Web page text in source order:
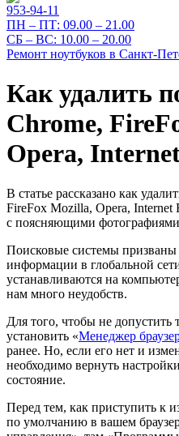
953-94-11
ПН – ПТ: 09.00 – 21.00
СБ – ВС: 10.00 – 20.00
Ремонт ноутбуков в Санкт-
Как удалить
Chrome,
Opera,
В статье рассказано как
FireFox Mozilla, Opera,
с поясняющими
Поисковые системы
информации в глобальной
устанавливаются на
нам много неудобств.
Для того, чтобы не допустить
установить «Менеджер
ранее. Но, если его нет и
необходимо вернуть
состояние.
Перед тем, как приступить к
по умолчанию в вашем